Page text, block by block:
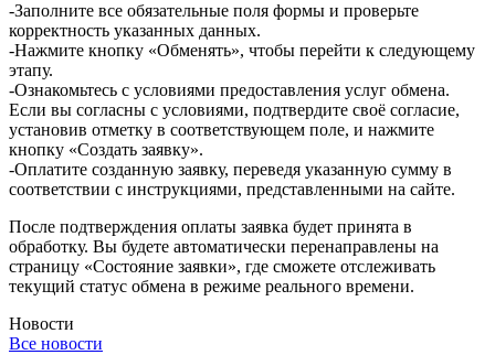
-Заполните все обязательные поля формы и проверьте
корректность указанных данных.
-Нажмите кнопку «Обменять», чтобы перейти к следующему
этапу.
-Ознакомьтесь с условиями предоставления услуг обмена.
Если вы согласны с условиями, подтвердите своё согласие,
установив отметку в соответствующем поле, и нажмите
кнопку «Создать заявку».
-Оплатите созданную заявку, переведя указанную сумму в
соответствии с инструкциями, представленными на сайте.
После подтверждения оплаты заявка будет принята в
обработку. Вы будете автоматически перенаправлены на
страницу «Состояние заявки», где сможете отслеживать
текущий статус обмена в режиме реального времени.
Новости
Все новости